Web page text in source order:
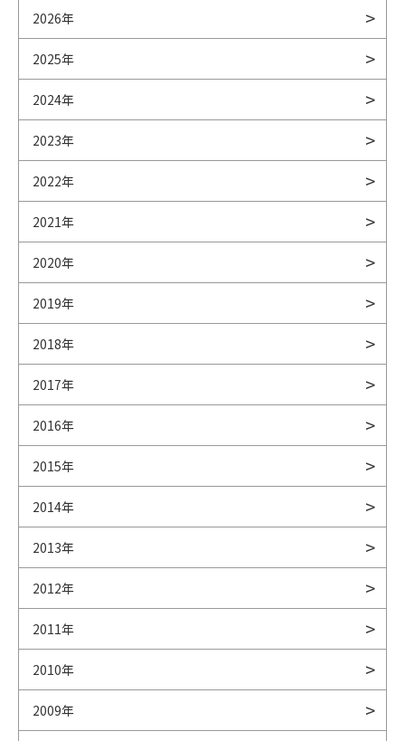
2026年
2025年
2024年
2023年
2022年
2021年
2020年
2019年
2018年
2017年
2016年
2015年
2014年
2013年
2012年
2011年
2010年
2009年